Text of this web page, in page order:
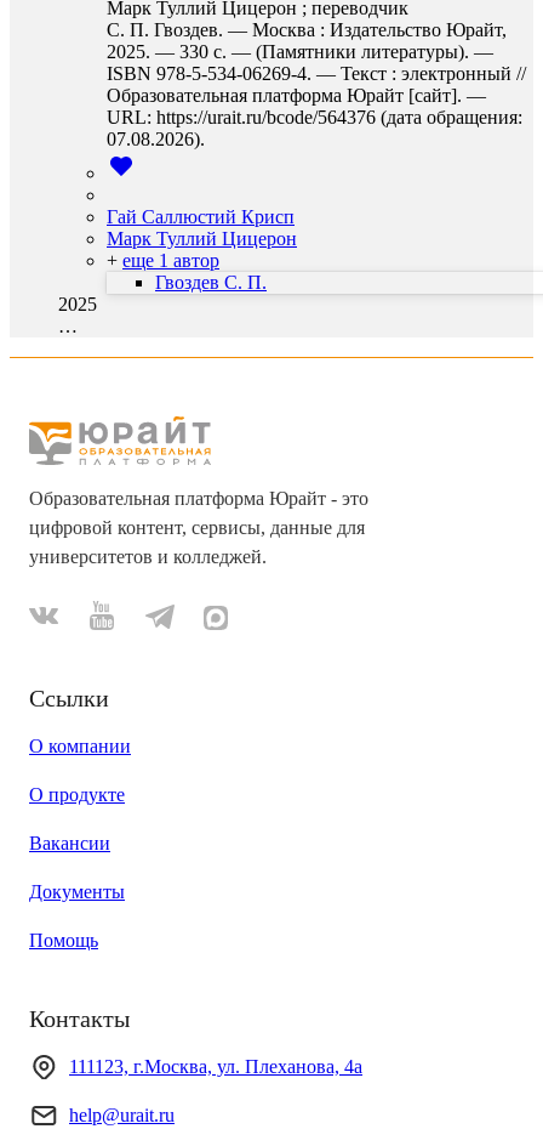
Марк Туллий Цицерон ; переводчик
С. П. Гвоздев. — Москва : Издательство Юрайт,
2025. — 330 с. — (Памятники литературы). —
ISBN 978-5-534-06269-4. — Текст : электронный //
Образовательная платформа Юрайт [сайт]. —
URL: https://urait.ru/bcode/564376 (дата обращения:
07.08.2026).
Гай Саллюстий Крисп
Марк Туллий Цицерон
+ еще 1 автор
Гвоздев С. П.
2025
…
Образовательная платформа Юрайт - это
цифровой контент, сервисы, данные для
университетов и колледжей.
Ссылки
О компании
О продукте
Вакансии
Документы
Помощь
Контакты
111123, г.Москва, ул. Плеханова, 4а
help@urait.ru